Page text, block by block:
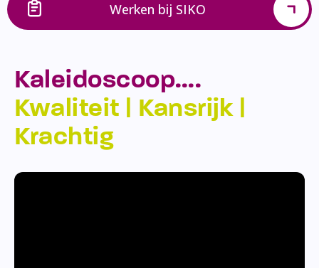
Werken bij SIKO
Kaleidoscoop….
Kwaliteit | Kansrijk |
Krachtig